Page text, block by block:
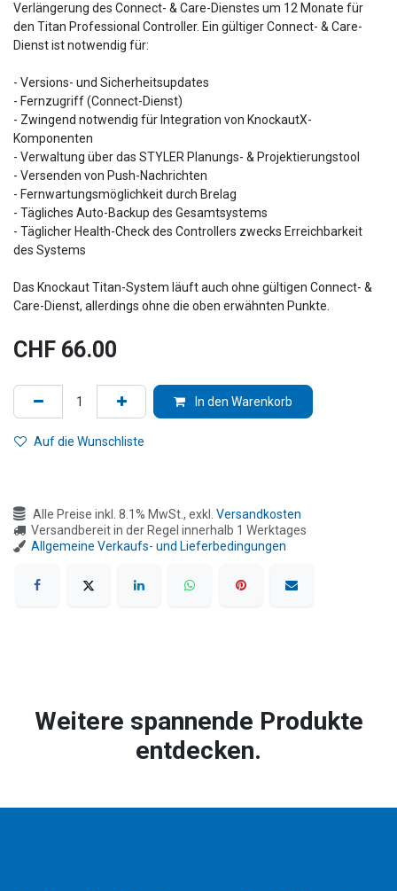
Verlängerung des Connect- & Care-Dienstes um 12 Monate für
den Titan Professional Controller. Ein gültiger Connect- & Care-
Dienst ist notwendig für:
- Versions- und Sicherheitsupdates
- Fernzugriff (Connect-Dienst)
- Zwingend notwendig für Integration von KnockautX-
Komponenten
- Verwaltung über das STYLER Planungs- & Projektierungstool
- Versenden von Push-Nachrichten
- Fernwartungsmöglichkeit durch Brelag
- Tägliches Auto-Backup des Gesamtsystems
- Täglicher Health-Check des Controllers zwecks Erreichbarkeit
des Systems
Das Knockaut Titan-System läuft auch ohne gültigen Connect- &
Care-Dienst, allerdings ohne die oben erwähnten Punkte.
CHF 66.00
In den Warenkorb
Auf die Wunschliste
Alle Preise inkl. 8.1% MwSt., exkl. Versandkosten
Versandbereit in der Regel innerhalb 1 Werktages
Allgemeine Verkaufs- und Lieferbedingungen
Weitere spannende Produkte
entdecken.